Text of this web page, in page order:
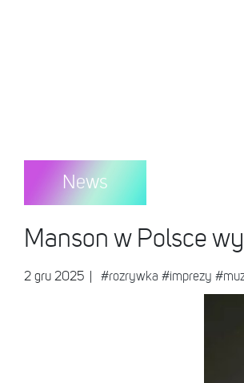
News
Manson w Polsce
2 gru 2025 #rozrywka #imprezy